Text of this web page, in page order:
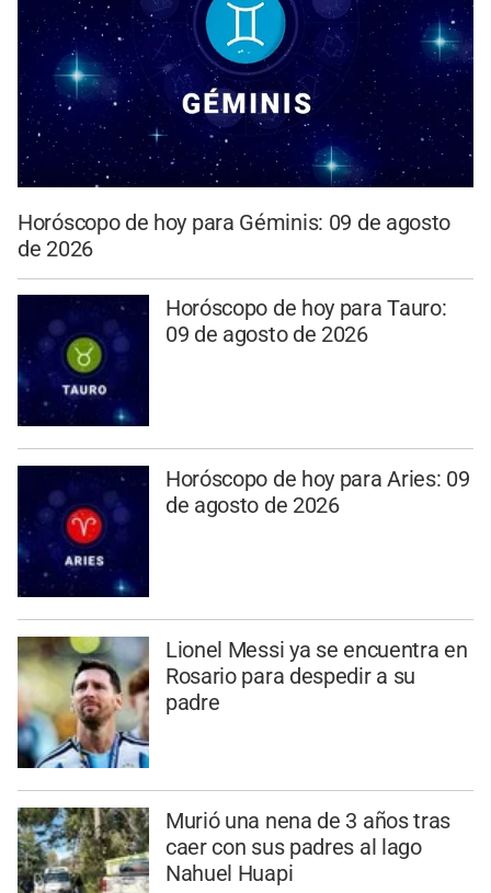
Horóscopo de hoy para Géminis: 09 de agosto
de 2026
Horóscopo de hoy para Tauro:
09 de agosto de 2026
Horóscopo de hoy para Aries: 09
de agosto de 2026
Lionel Messi ya se encuentra en
Rosario para despedir a su
padre
Murió una nena de 3 años tras
caer con sus padres al lago
Nahuel Huapi